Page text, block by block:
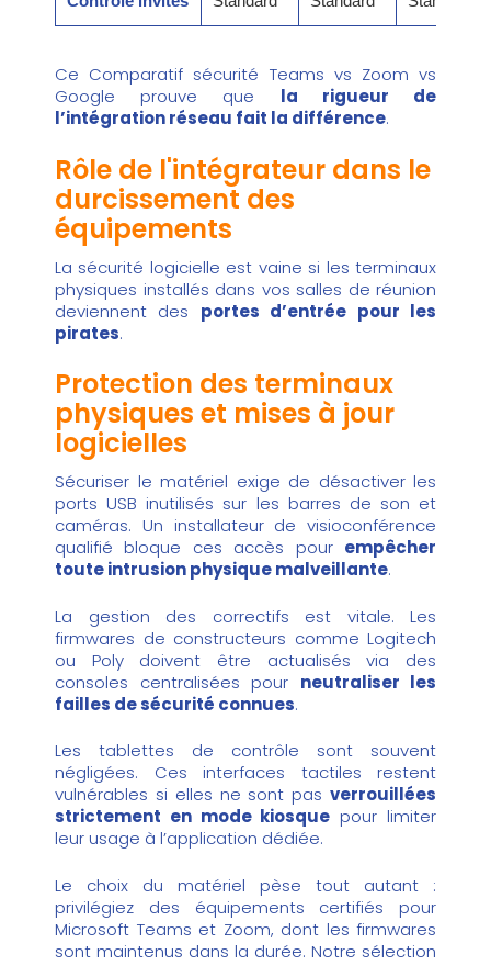
Ce Comparatif sécurité Teams vs Zoom vs
Google prouve que la rigueur de
l’intégration réseau fait la différence.
Rôle de l'intégrateur dans le
durcissement des
équipements
La sécurité logicielle est vaine si les terminaux
physiques installés dans vos salles de réunion
deviennent des portes d’entrée pour les
pirates.
Protection des terminaux
physiques et mises à jour
logicielles
Sécuriser le matériel exige de désactiver les
ports USB inutilisés sur les barres de son et
caméras. Un installateur de visioconférence
qualifié bloque ces accès pour empêcher
toute intrusion physique malveillante.
La gestion des correctifs est vitale. Les
firmwares de constructeurs comme Logitech
ou Poly doivent être actualisés via des
consoles centralisées pour neutraliser les
failles de sécurité connues.
Les tablettes de contrôle sont souvent
négligées. Ces interfaces tactiles restent
vulnérables si elles ne sont pas verrouillées
strictement en mode kiosque pour limiter
leur usage à l’application dédiée.
Le choix du matériel pèse tout autant :
privilégiez des équipements certifiés pour
Microsoft Teams et Zoom, dont les firmwares
sont maintenus dans la durée. Notre sélection